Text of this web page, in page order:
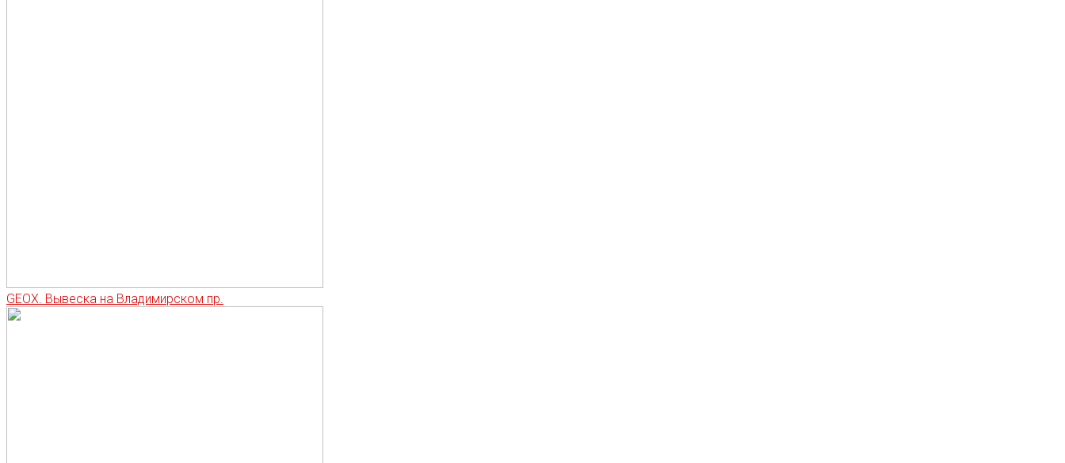
GEOX. Вывеска на Владимирском пр.